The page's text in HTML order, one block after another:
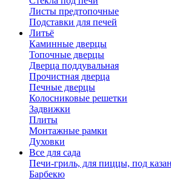
Листы предтопочные
Подставки для печей
Литьё
Каминные дверцы
Топочные дверцы
Дверца поддувальная
Прочистная дверца
Печные дверцы
Колосниковые решетки
Задвижки
Плиты
Монтажные рамки
Духовки
Все для сада
Печи-гриль, для пиццы, под казан
Барбекю